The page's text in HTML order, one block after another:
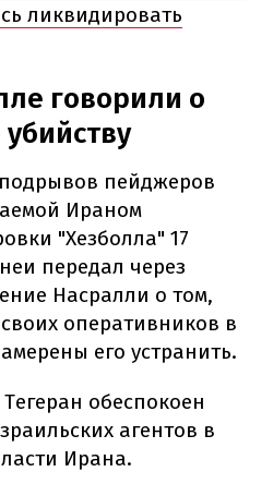
ликвидировать
говорили о
пейджеров
Ираном
"Хезболла" 17
передал через
Насралли о том,
оперативников в
его устранить.
обеспокоен
агентов в
Ирана.